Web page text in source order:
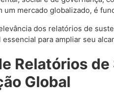
um mercado globalizado, é
dos relatórios de
para ampliar seu
Relatórios
Global